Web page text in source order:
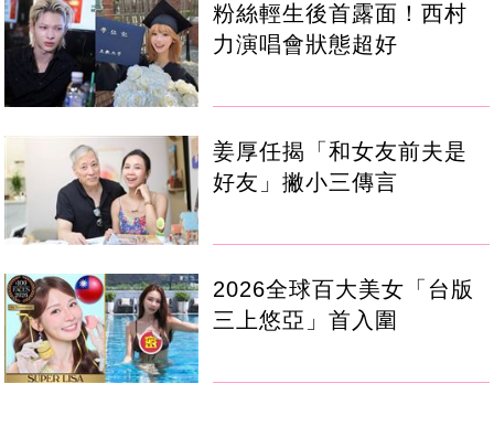
粉絲輕生後首露面！西村
力演唱會狀態超好
姜厚任揭「和女友前夫是
好友」撇小三傳言
2026全球百大美女「台版
三上悠亞」首入圍